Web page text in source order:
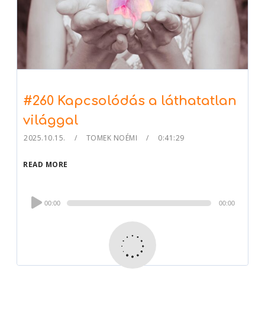
#260 Kapcsolódás a láthatatlan
világgal
2025.10.15. TOMEK NOÉMI 0:41:29
READ MORE
Audio
Player
00:00 00:00